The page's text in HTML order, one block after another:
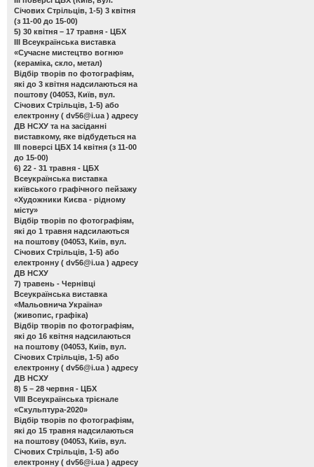
Січових Стрільців, 1-5) 3 квітня
(з 11-00 до 15-00)
5) 30 квітня – 17 травня - ЦБХ
ІІІ Всеукраїнська виставка
«Сучасне мистецтво вогню»
(кераміка, скло, метал)
Відбір творів по фотографіям,
які до 3 квітня надсилаються на
поштову (04053, Київ, вул.
Січових Стрільців, 1-5) або
електронну ( dv56@i.ua ) адресу
ДВ НСХУ та на засіданні
виставкому, яке відбудеться на
ІІІ поверсі ЦБХ 14 квітня (з 11-00
до 15-00)
6) 22 - 31 травня - ЦБХ
Всеукраїнська виставка
київського графічного пейзажу
«Художники Києва - рідному
місту»
Відбір творів по фотографіям,
які до 1 травня надсилаються
на поштову (04053, Київ, вул.
Січових Стрільців, 1-5) або
електронну ( dv56@i.ua ) адресу
ДВ НСХУ
7) травень - Чернівці
Всеукраїнська виставка
«Мальовнича Україна»
(живопис, графіка)
Відбір творів по фотографіям,
які до 16 квітня надсилаються
на поштову (04053, Київ, вул.
Січових Стрільців, 1-5) або
електронну ( dv56@i.ua ) адресу
ДВ НСХУ
8) 5 – 28 червня - ЦБХ
VIII Всеукраїнська трієнале
«Скульптура-2020»
Відбір творів по фотографіям,
які до 15 травня надсилаються
на поштову (04053, Київ, вул.
Січових Стрільців, 1-5) або
електронну ( dv56@i.ua ) адресу